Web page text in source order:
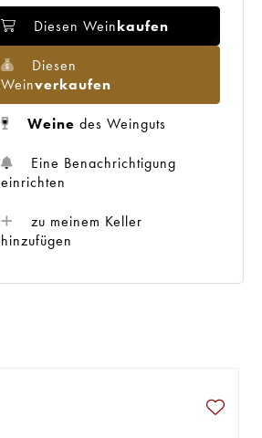
Diesen Weinkaufen
Diesen
Weinverkaufen
Weine des Weinguts
Eine Benachrichtigung
einrichten
zu meinem Keller
hinzufügen